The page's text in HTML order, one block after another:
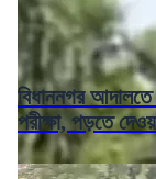
বিধাননগর
পরীক্ষা, পড়তে